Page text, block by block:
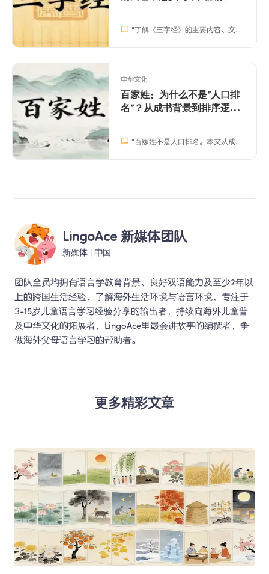
" 了解《三字经》的主要内容、文化背景与中文启蒙价值，帮助孩子和中文学习者更轻松地接触中国传统经典。
中华文化
百家姓：为什么不是“人口排
名”？从成书背景到排序逻辑
" 百家姓不是人口排名。本文从成书用途、编排方式与传播逻辑解释“赵钱孙李”为何在开头，并给出30个最常用姓氏
LingoAce 新媒体团队
新媒体 中国
团队全员均拥有语言学教育背景、良好双语能力及至少2年以
上的跨国生活经验，了解海外生活环境与语言环境，专注于
3-15岁儿童语言学习经验分享的输出者，持续向海外儿童普
及中华文化的拓展者，LingoAce里最会讲故事的编撰者，争
做海外父母语言学习的帮助者。
更多精彩文章